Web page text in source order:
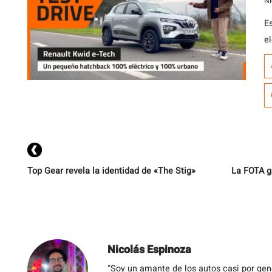
Top Gear revela la identidad de «The Stig» La FOTA
Nicolás Espinoza
“Soy un amante de los autos casi por